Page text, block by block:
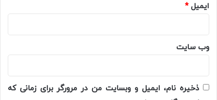
ایمیل*
وب‌ سایت
ذخیره نام، ایمیل و وبسایت من در مرورگر برای زمانی که